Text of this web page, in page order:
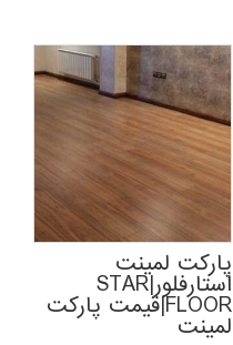
پارکت لمینت
استارفلور|STAR
FLOOR|قیمت پارکت
لمینت